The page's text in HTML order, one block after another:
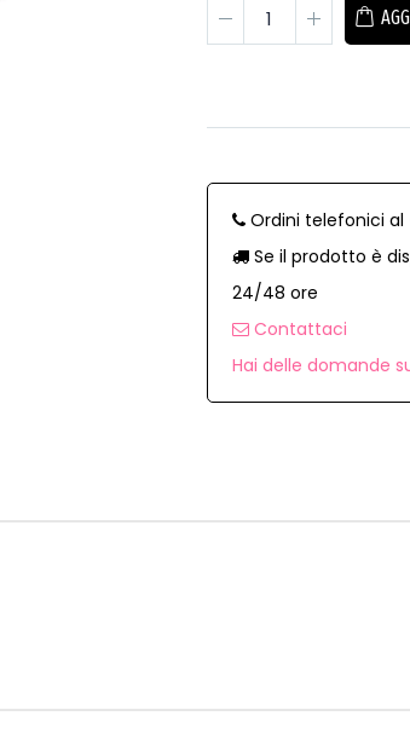
Ordini telefonici al
Se il prodotto è
24/48 ore
Contattaci
Hai delle domande